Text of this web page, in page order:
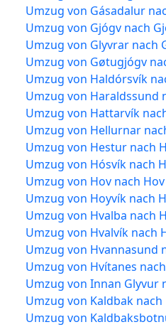
Umzug von Gásadalur
Umzug von Gjógv nach
Umzug von Glyvrar nach
Umzug von Gøtugjógv
Umzug von Haldórsvík
Umzug von Haraldssund
Umzug von Hattarvík
Umzug von Hellurnar
Umzug von Hestur nach
Umzug von Hósvík nach
Umzug von Hov nach Hov
Umzug von Hoyvík nach
Umzug von Hvalba nach
Umzug von Hvalvík nach
Umzug von Hvannasund
Umzug von Hvítanes
Umzug von Innan Glyvur
Umzug von Kaldbak nach
Umzug von